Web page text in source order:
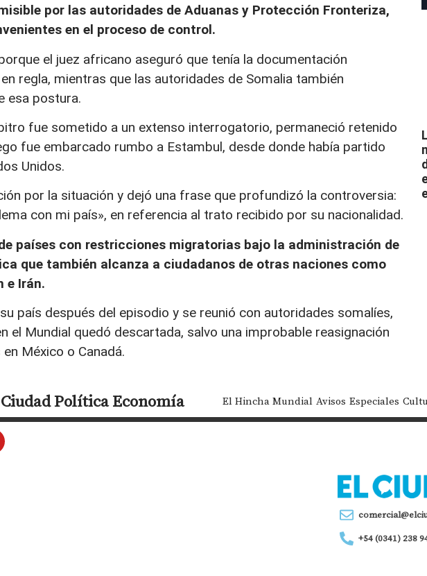
por las autoridades de Aduanas y Protección Fronteriza,
en el proceso de control.
el juez africano aseguró que tenía la documentación
regla, mientras que las autoridades de Somalia también
esa postura.
fue sometido a un extenso interrogatorio, permaneció retenido
fue embarcado rumbo a Estambul, desde donde había partido
Unidos.
por la situación y dejó una frase que profundizó la controversia:
con mi país», en referencia al trato recibido por su nacionalidad.
países con restricciones migratorias bajo la administración de
que también alcanza a ciudadanos de otras naciones como
e Irán.
país después del episodio y se reunió con autoridades somalíes,
el Mundial quedó descartada, salvo una improbable reasignación
México o Canadá.
CiudadPolíticaEconomía El Hincha Mundial Avisos Especiales
+54 (0341) 238